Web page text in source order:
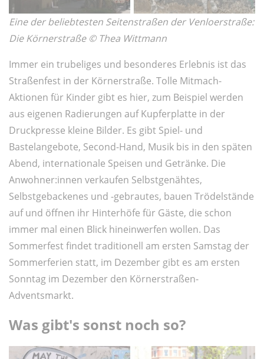
Eine der beliebtesten Seitenstraßen der Venloerstraße:
Die Körnerstraße © Thea Wittmann
Immer ein trubeliges und besonderes Erlebnis ist das
Straßenfest in der Körnerstraße. Tolle Mitmach-
Aktionen für Kinder gibt es hier, zum Beispiel werden
aus eigenen Radierungen auf Kupferplatte in der
Druckpresse kleine Bilder. Es gibt Spiel- und
Bastelangebote, Second-Hand, Musik bis in den späten
Abend, internationale Speisen und Getränke. Die
Anwohner:innen verkaufen Selbstgenähtes,
Selbstgebackenes und -gebrautes, bauen Trödelstände
auf und öffnen ihr Hinterhöfe für Gäste, die schon
immer mal einen Blick hineinwerfen wollen. Das
Sommerfest findet traditionell am ersten Samstag der
Sommerferien statt, im Dezember gibt es am ersten
Sonntag im Dezember den Körnerstraßen-
Adventsmarkt.
Was gibt's sonst noch so?